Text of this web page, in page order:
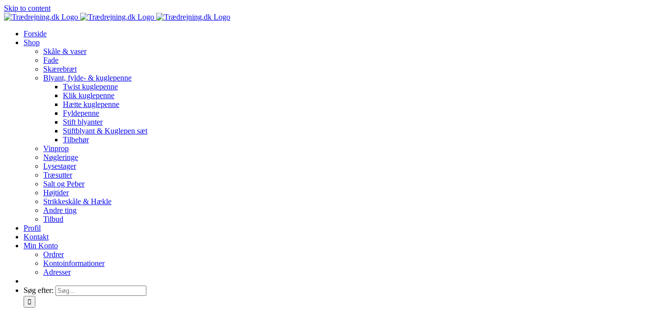
Skip to content
Forside
Shop
Skåle & vaser
Fade
Skærebræt
Blyant, fylde- & kuglepenne
Twist kuglepenne
Klik kuglepenne
Hætte kuglepenne
Fyldepenne
Stift blyanter
Stiftblyant & Kuglepen sæt
Tilbehør
Vinprop
Nøgleringe
Lysestager
Træsutter
Salt og Peber
Højtider
Strikkeskåle & Hækle
Andre ting
Tilbud
Profil
Kontakt
Min Konto
Ordrer
Kontoinformationer
Adresser
Søg efter: